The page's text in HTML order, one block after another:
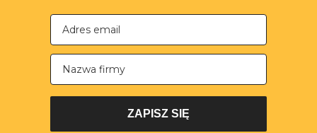
Nazwa firmy
ZAPISZ SIĘ